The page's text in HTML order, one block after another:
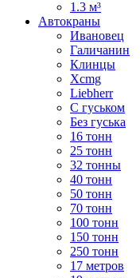
1.3 м³
Автокраны
Ивановец
Галичанин
Клинцы
Xcmg
Liebherr
С гуськом
Без гуська
16 тонн
25 тонн
32 тонны
40 тонн
50 тонн
70 тонн
100 тонн
150 тонн
250 тонн
17 метров